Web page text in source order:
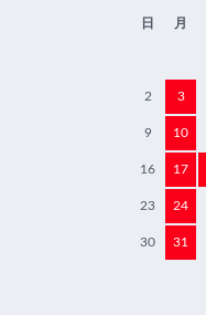
日 月
2 3
9 10
16 17
23 24
30 31